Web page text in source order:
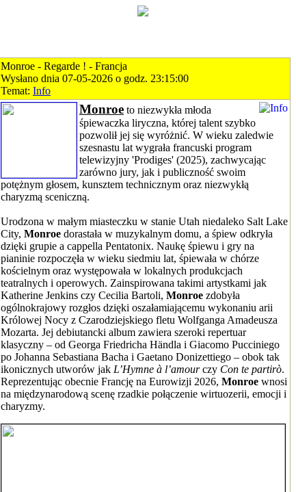
Monroe - Regarde ! - Francja
Wysłano dnia 07-05-2026 o godz. 23:15:00
Temat: Info
Monroe to niezwykła młoda
śpiewaczka liryczna, której talent szybko
pozwolił jej się wyróżnić. W wieku zaledwie
szesnastu lat wygrała francuski program
telewizyjny 'Prodiges' (2025), zachwycając
zarówno jury, jak i publiczność swoim
potężnym głosem, kunsztem technicznym oraz niezwykłą
charyzmą sceniczną.
Urodzona w małym miasteczku w stanie Utah niedaleko Salt Lake
City, Monroe dorastała w muzykalnym domu, a śpiew odkryła
dzięki grupie a cappella Pentatonix. Naukę śpiewu i gry na
pianinie rozpoczęła w wieku siedmiu lat, śpiewała w chórze
kościelnym oraz występowała w lokalnych produkcjach
teatralnych i operowych. Zainspirowana takimi artystkami jak
Katherine Jenkins czy Cecilia Bartoli, Monroe zdobyła
ogólnokrajowy rozgłos dzięki oszałamiającemu wykonaniu arii
Królowej Nocy z Czarodziejskiego fletu Wolfganga Amadeusza
Mozarta. Jej debiutancki album zawiera szeroki repertuar
klasyczny – od Georga Friedricha Händla i Giacomo Pucciniego
po Johanna Sebastiana Bacha i Gaetano Donizettiego – obok tak
ikonicznych utworów jak L’Hymne à l’amourczy Con te partirò.
Reprezentując obecnie Francję na Eurowizji 2026, Monroe wnosi
na międzynarodową scenę rzadkie połączenie wirtuozerii, emocji i
charyzmy.